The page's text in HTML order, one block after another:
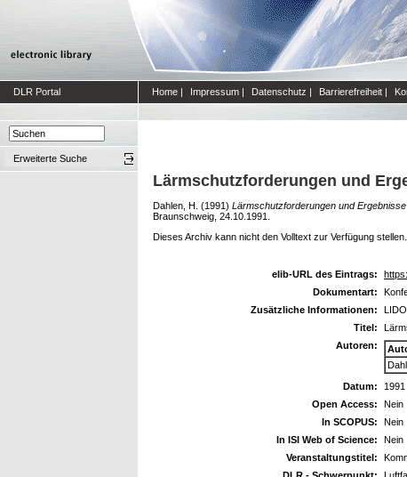
DLR Portal Home | Impressum | Datenschutz | Barrierefreiheit |
Erweiterte Suche
Lärmschutzforderungen und
Dahlen, H. (1991) Lärmschutzforderungen und
Braunschweig, 24.10.1991.
Dieses Archiv kann nicht den Volltext zur Verfügung stellen.
elib-URL des Eintrags:
Dokumentart:
Zusätzliche Informationen:
Titel:
Autoren:
Datum:
1991
Open Access:
Nein
In SCOPUS:
Nein
In ISI Web of Science:
Nein
Veranstaltungstitel: